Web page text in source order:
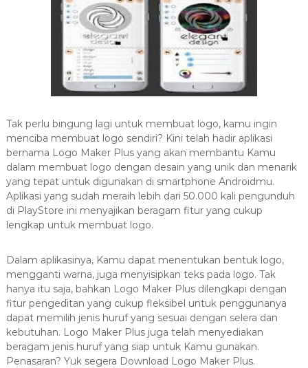
Tak perlu bingung lagi untuk membuat logo, kamu ingin
menciba membuat logo sendiri? Kini telah hadir aplikasi
bernama Logo Maker Plus yang akan membantu Kamu
dalam membuat logo dengan desain yang unik dan menarik
yang tepat untuk digunakan di smartphone Androidmu.
Aplikasi yang sudah meraih lebih dari 50.000 kali pengunduh
di PlayStore ini menyajikan beragam fitur yang cukup
lengkap untuk membuat logo.
Dalam aplikasinya, Kamu dapat menentukan bentuk logo,
mengganti warna, juga menyisipkan teks pada logo. Tak
hanya itu saja, bahkan Logo Maker Plus dilengkapi dengan
fitur pengeditan yang cukup fleksibel untuk penggunanya
dapat memilih jenis huruf yang sesuai dengan selera dan
kebutuhan. Logo Maker Plus juga telah menyediakan
beragam jenis huruf yang siap untuk Kamu gunakan.
Penasaran? Yuk segera Download Logo Maker Plus.